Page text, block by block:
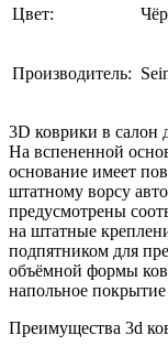
Цвет:
Производитель:
3D коврики в салон
На вспененной
основание имеет
штатному ворсу
предусмотрены
на штатные
подпятником для
объёмной формы
напольное
Преимущества 3d